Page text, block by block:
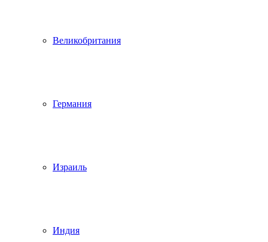
Великобритания
Германия
Израиль
Индия